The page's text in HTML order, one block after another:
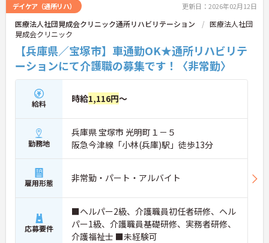
デイケア（通所リハ） 更新日：2026年02月12日
医療法人社団晃成会クリニック通所リハビリテーション
医療法人社団
晃成会クリニック
【兵庫県／宝塚市】車通勤OK★通所リハビリテ
ーションにて介護職の募集です！〈非常勤〉
給料 時給1,116円～
勤務地
兵庫県 宝塚市 光明町１－５
阪急今津線「小林(兵庫)駅」徒歩13分
雇用形態 非常勤・パート・アルバイト
応募要件
■ヘルパー2級、介護職員初任者研修、ヘル
パー1級、介護職員基礎研修、実務者研修、
介護福祉士 ■未経験可